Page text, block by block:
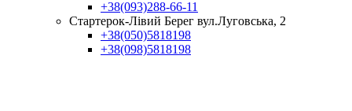
+38(093)288-66-11
Стартерок-Лівий Берег вул.Луговська, 2
+38(050)5818198
+38(098)5818198